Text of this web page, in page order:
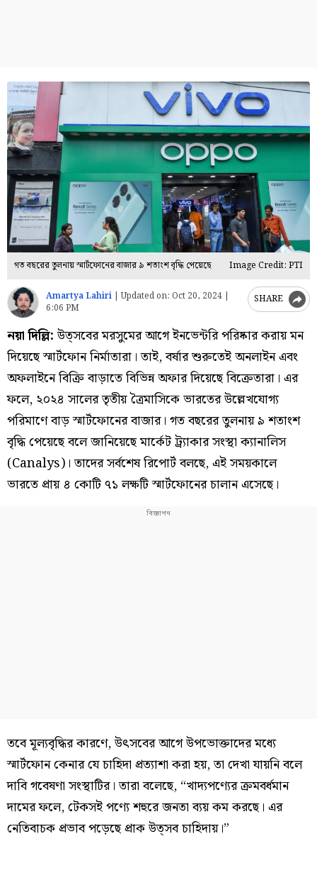
গত বছরের তুলনায় স্মার্টফোনের বাজার ৯ শতাংশ বৃদ্ধি পেয়েছে Image Credit: PTI
Amartya Lahiri |Updated on: Oct 20, 2024 |
6:06 PM
SHARE
নয়া দিল্লি:উত্সবের মরসুমের আগে ইনভেন্টরি পরিষ্কার করায় মন
দিয়েছে স্মার্টফোন নির্মাতারা। তাই, বর্ষার শুরুতেই অনলাইন এবং
অফলাইনে বিক্রি বাড়াতে বিভিন্ন অফার দিয়েছে বিক্রেতারা। এর
ফলে, ২০২৪ সালের তৃতীয় ত্রৈমাসিকে ভারতের উল্লেখযোগ্য
পরিমাণে বাড় স্মার্টফোনের বাজার। গত বছরের তুলনায় ৯ শতাংশ
বৃদ্ধি পেয়েছে বলে জানিয়েছে মার্কেট ট্র্যাকার সংস্থা ক্যানালিস
(Canalys)। তাদের সর্বশেষ রিপোর্ট বলছে, এই সময়কালে
ভারতে প্রায় ৪ কোটি ৭১ লক্ষটি স্মার্টফোনের চালান এসেছে।
তবে মূল্যবৃদ্ধির কারণে, উৎসবের আগে উপভোক্তাদের মধ্যে
স্মার্টফোন কেনার যে চাহিদা প্রত্যাশা করা হয়, তা দেখা যায়নি বলে
দাবি গবেষণা সংস্থাটির। তারা বলেছে, “খাদ্যপণ্যের ক্রমবর্ধমান
দামের ফলে, টেকসই পণ্যে শহুরে জনতা ব্যয় কম করছে। এর
নেতিবাচক প্রভাব পড়েছে প্রাক উত্সব চাহিদায়।”